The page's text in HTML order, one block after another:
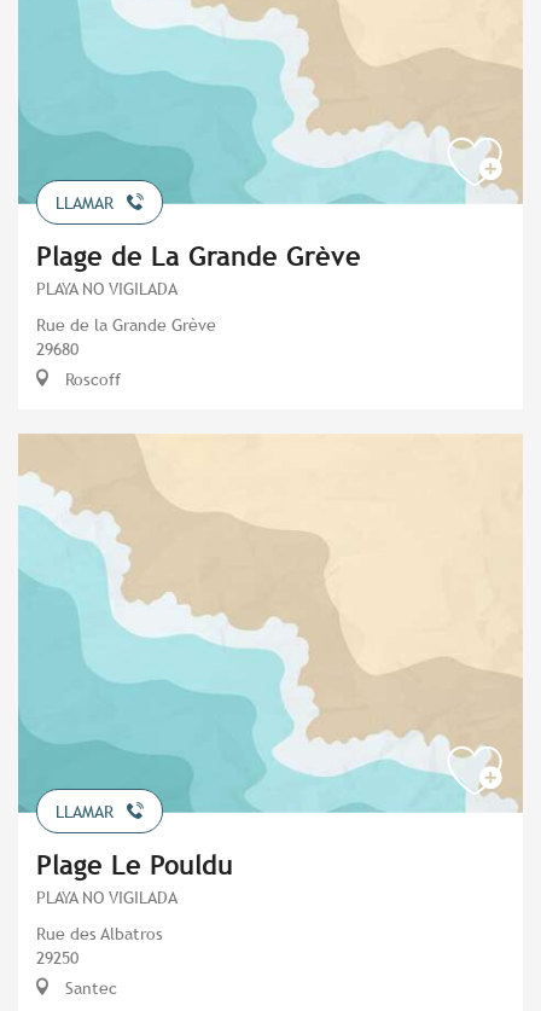
LLAMAR
Plage de La Grande Grève
PLAYA NO VIGILADA
Rue de la Grande Grève
29680
Roscoff
LLAMAR
Plage Le Pouldu
PLAYA NO VIGILADA
Rue des Albatros
29250
Santec